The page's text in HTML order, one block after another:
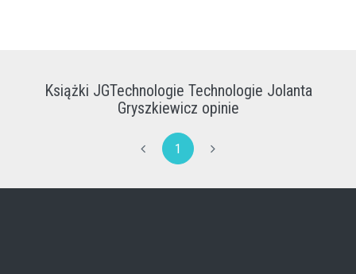
Książki JGTechnologie Technologie Jolanta
Gryszkiewicz opinie
1